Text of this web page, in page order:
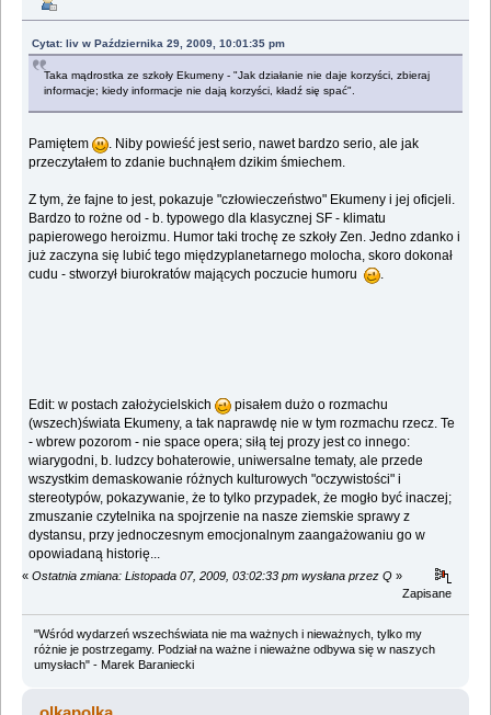
Cytat: liv w Października 29, 2009, 10:01:35 pm
Taka mądrostka ze szkoły Ekumeny - "Jak działanie nie daje korzyści, zbieraj
informacje; kiedy informacje nie dają korzyści, kładź się spać".
Pamiętem
. Niby powieść jest serio, nawet bardzo serio, ale jak
przeczytałem to zdanie buchnąłem dzikim śmiechem.
Z tym, że fajne to jest, pokazuje "człowieczeństwo" Ekumeny i jej oficjeli.
Bardzo to rożne od - b. typowego dla klasycznej SF - klimatu
papierowego heroizmu. Humor taki trochę ze szkoły Zen. Jedno zdanko i
już zaczyna się lubić tego międzyplanetarnego molocha, skoro dokonał
cudu - stworzył biurokratów mających poczucie humoru
.
Edit: w postach założycielskich
pisałem dużo o rozmachu
(wszech)świata Ekumeny, a tak naprawdę nie w tym rozmachu rzecz. Te
- wbrew pozorom - nie space opera; siłą tej prozy jest co innego:
wiarygodni, b. ludzcy bohaterowie, uniwersalne tematy, ale przede
wszystkim demaskowanie różnych kulturowych "oczywistości" i
stereotypów, pokazywanie, że to tylko przypadek, że mogło być inaczej;
zmuszanie czytelnika na spojrzenie na nasze ziemskie sprawy z
dystansu, przy jednoczesnym emocjonalnym zaangażowaniu go w
opowiadaną historię...
« Ostatnia zmiana: Listopada 07, 2009, 03:02:33 pm wysłana przez Q »
Zapisane
"Wśród wydarzeń wszechświata nie ma ważnych i nieważnych, tylko my
różnie je postrzegamy. Podział na ważne i nieważne odbywa się w naszych
umysłach" - Marek Baraniecki